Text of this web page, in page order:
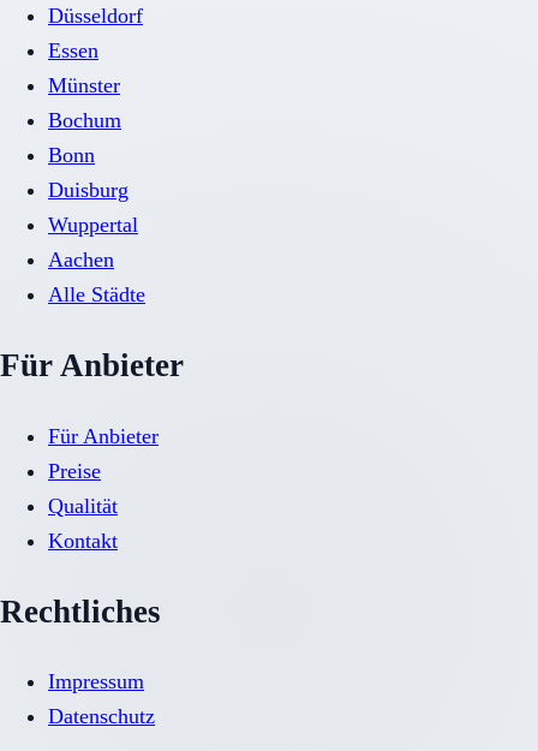
Düsseldorf
Essen
Münster
Bochum
Bonn
Duisburg
Wuppertal
Aachen
Alle Städte
Für Anbieter
Für Anbieter
Preise
Qualität
Kontakt
Rechtliches
Impressum
Datenschutz